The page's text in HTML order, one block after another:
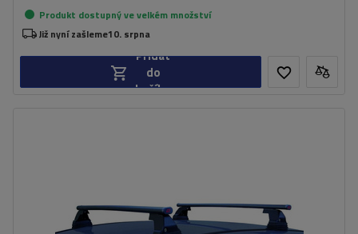
Produkt dostupný ve velkém množství
Již nyní zašleme10. srpna
Přidat
do
košíku